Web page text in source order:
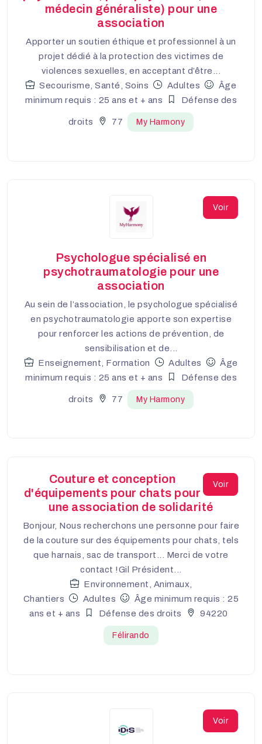
médecin généraliste) pour une
association
Apporter un soutien éthique et professionnel à un
projet dédié à la protection des victimes de
violences sexuelles, en acceptant d’être...
Secourisme, Santé, Soins
Adultes
Âge
minimum requis : 25 ans et + ans
Défense des
droits 77 My Harmony
Voir
Psychologue spécialisé en
psychotraumatologie pour une
association
Au sein de l’association, le psychologue spécialisé
en psychotraumatologie apporte son expertise
pour renforcer les actions de prévention, de
sensibilisation et de...
Enseignement, Formation
Adultes
Âge
minimum requis : 25 ans et + ans
Défense des
droits 77 My Harmony
Voir
Couture et conception
d'équipements pour chats pour
une association de solidarité
Bonjour, Nous recherchons une personne pour faire
de la couture sur des équipements pour chats, tels
que harnais, sac de transport... Merci de votre
contact !Gil Président...
Environnement, Animaux,
Chantiers
Adultes
Âge minimum requis : 25
ans et + ans
Défense des droits 94220
Félirando
Voir